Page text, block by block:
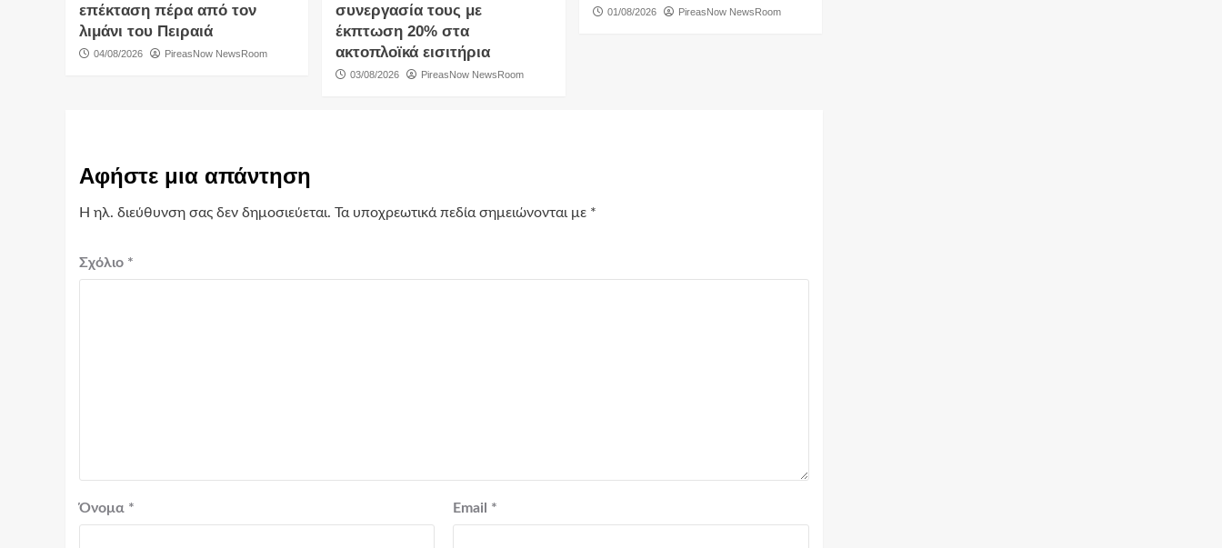
επέκταση πέρα από τον
λιμάνι του Πειραιά
04/08/2026 PireasNow NewsRoom
συνεργασία τους με
έκπτωση 20% στα
ακτοπλοϊκά εισιτήρια
03/08/2026 PireasNow NewsRoom
01/08/2026 PireasNow NewsRoom
Αφήστε μια απάντηση
Η ηλ. διεύθυνση σας δεν δημοσιεύεται. Τα υποχρεωτικά πεδία σημειώνονται με *
Σχόλιο *
Όνομα * Email *